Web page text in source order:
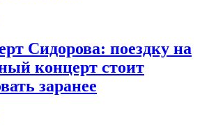
Сидорова: поездку на
концерт стоит
заранее